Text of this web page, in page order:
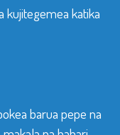
kujitegemea katika
barua pepe na